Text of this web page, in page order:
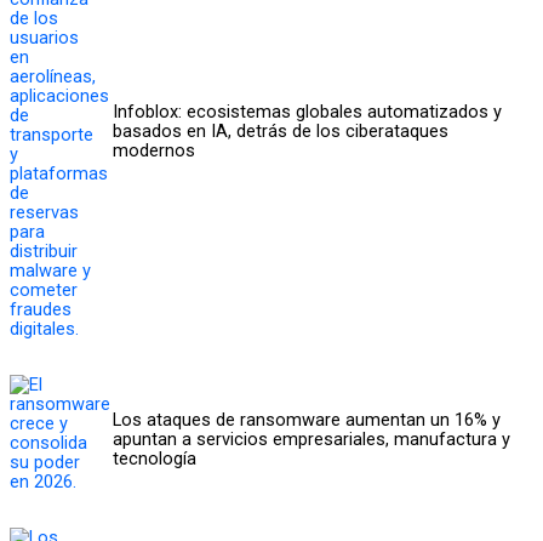
Infoblox: ecosistemas globales automatizados y
basados en IA, detrás de los ciberataques
modernos
Los ataques de ransomware aumentan un 16% y
apuntan a servicios empresariales, manufactura y
tecnología